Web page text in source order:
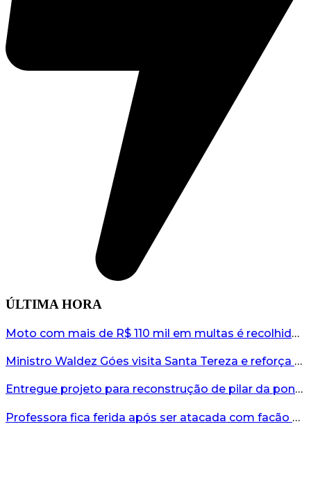
ÚLTIMA HORA
Moto com mais de R$ 110 mil em multas é recolhida no interior do RS...
Ministro Waldez Góes visita Santa Tereza e reforça apoio federal à reconstrução do município...
Entregue projeto para reconstrução de pilar da ponte entre Encantado e Muçum...
Professora fica ferida após ser atacada com facão por aluno no interior do RS...